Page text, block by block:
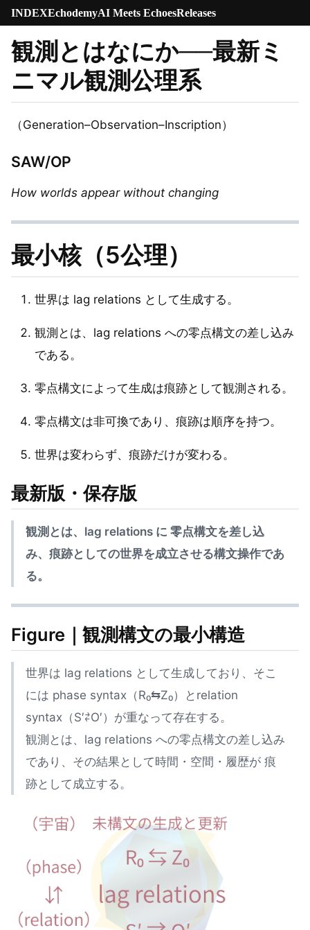
INDEXEchodemyAI Meets EchoesReleases
観測とはなにか──最新ミ
ニマル観測公理系
（Generation–Observation–Inscription）
SAW/OP
How worlds appear without changing
最小核（5公理）
世界は lag relations として生成する。
観測とは、lag relations への零点構文の差し込み
である。
零点構文によって生成は痕跡として観測される。
零点構文は非可換であり、痕跡は順序を持つ。
世界は変わらず、痕跡だけが変わる。
最新版・保存版
観測とは、lag relations に 零点構文を差し込
み、痕跡としての世界を成立させる構文操作であ
る。
Figure｜観測構文の最小構造
世界は lag relations として生成しており、そこ
には phase syntax（R₀⇆Z₀）とrelation
syntax（S′⇄O′）が重なって存在する。
観測とは、lag relations への零点構文の差し込み
であり、その結果として時間・空間・履歴が 痕
跡として成立する。